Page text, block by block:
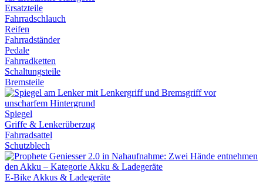
Ersatzteile
Fahrradschlauch
Reifen
Fahrradständer
Pedale
Fahrradketten
Schaltungsteile
Bremsteile
Spiegel
Griffe & Lenkerüberzug
Fahrradsattel
Schutzblech
E-Bike Akkus & Ladegeräte